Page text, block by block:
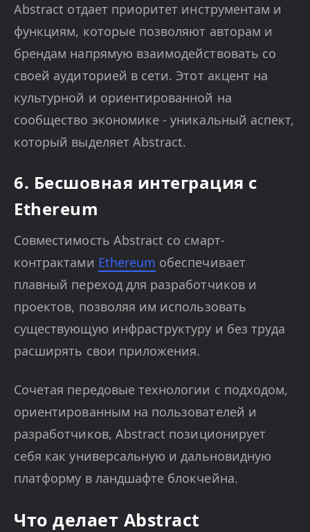
Abstract отдает приоритет инструментам и
функциям, которые позволяют авторам и
брендам напрямую взаимодействовать со
своей аудиторией в сети. Этот акцент на
культурной и ориентированной на
сообщество экономике - уникальный аспект,
который выделяет Abstract.
6. Бесшовная интеграция с
Ethereum
Совместимость Abstract со смарт-
контрактами Ethereum обеспечивает
плавный переход для разработчиков и
проектов, позволяя им использовать
существующую инфраструктуру и без труда
расширять свои приложения.
Сочетая передовые технологии с подходом,
ориентированным на пользователей и
разработчиков, Abstract позиционирует
себя как универсальную и дальновидную
платформу в ландшафте блокчейна.
Что делает Abstract